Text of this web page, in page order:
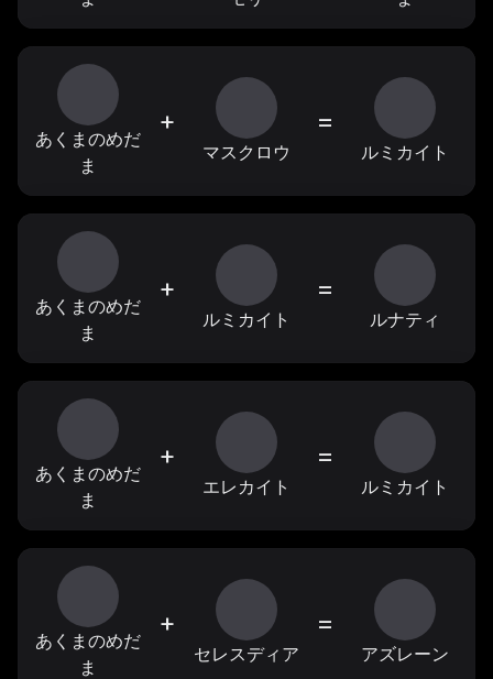
あくまのめだ
ま
+
マスクロウ
=
ルミカイト
あくまのめだ
ま
+
ルミカイト
=
ルナティ
あくまのめだ
ま
+
エレカイト
=
ルミカイト
あくまのめだ
ま
+
セレスディア
=
アズレーン